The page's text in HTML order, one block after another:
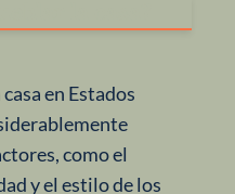
en Estados
como el
y el estilo de los